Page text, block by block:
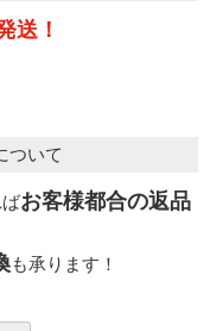
送！
ついて
お客様都合の返品
も承ります！